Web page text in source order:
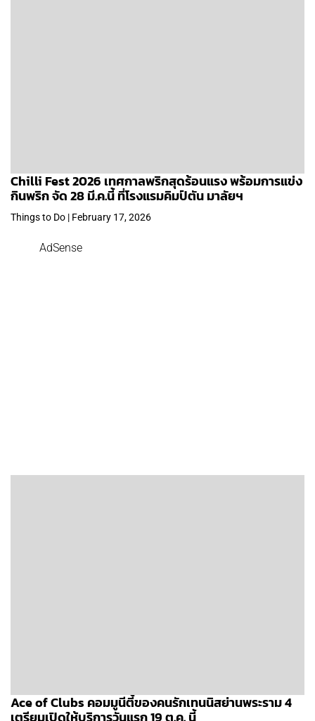
Chilli Fest 2026 เทศกาลพริกสุดร้อนแรง พร้อมการแข่ง
กินพริก จัด 28 มี.ค.นี้ ที่โรงแรมคิมป์ตัน มาลัยฯ
Things to Do | February 17, 2026
AdSense
Ace of Clubs คอมมูนีตี้ของคนรักเทนนิสย่านพระราม 4